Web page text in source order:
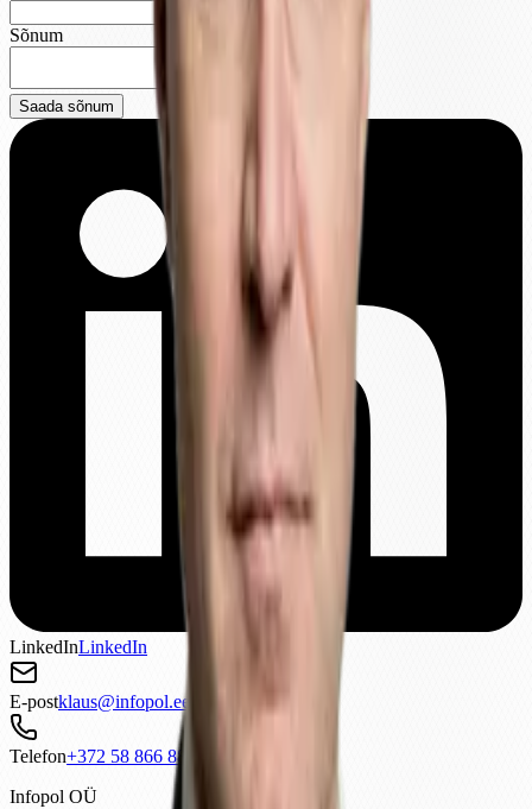
Sõnum
Saada sõnum
LinkedInLinkedIn
E-postee.lopofni@sualk
Telefon888 668 85 273+
Infopol OÜ